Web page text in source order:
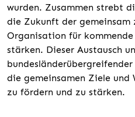
wurden. Zusammen strebt
die Zukunft der gemeinsam
Organisation für
stärken. Dieser Austausch
die gemeinsamen Ziele
zu fördern und zu stärken.